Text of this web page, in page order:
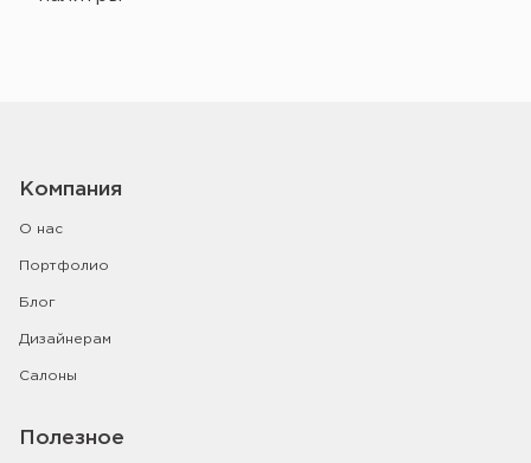
Компания
О нас
Портфолио
Блог
Дизайнерам
Салоны
Полезное